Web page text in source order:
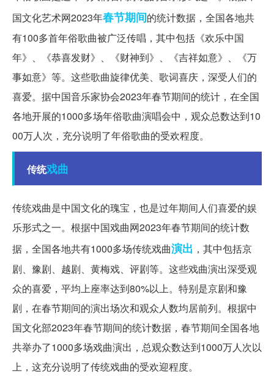
国文化艺术网2023年春节期间的统计数据，全国各地共
有100多首年俗歌曲被广泛传唱，其中包括《欢乐中国
年》、《恭喜发财》、《财神到》、《吉祥如意》、《万
事如意》等。这些歌曲旋律优美、歌词喜庆，深受人们的
喜爱。据中国音乐家协会2023年春节期间的统计，在全国
各地开展的1000多场年俗歌曲演唱会中，观众总数达到10
00万人次，充分说明了年俗歌曲的受欢程度。
传统戏曲
传统戏曲是中国文化的瑰宝，也是过年期间人们喜爱的娱
乐形式之一。根据中国戏曲网2023年春节期间的统计数
据，全国各地共有1000多场传统戏曲演出 ，其中包括京
剧、豫剧、越剧、黄梅戏、评剧等。这些戏曲演出深受观
众的喜爱，平均上座率达到80%以上。特别是京剧和豫
剧，在春节期间的演出场次和观众人数均居前列。根据中
国文化部2023年春节期间的统计数据，春节期间全国各地
共举办了1000多场戏曲演出，总观众数达到1000万人次以
上，这充分说明了传统戏曲的受欢迎程度。